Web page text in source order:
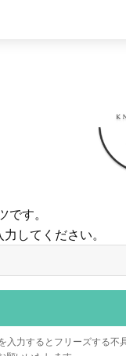
です。
してください。
入力するとフリーズする